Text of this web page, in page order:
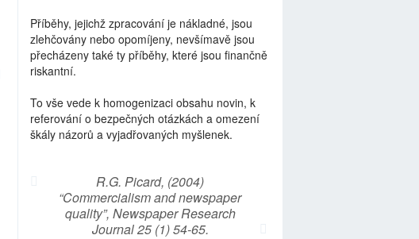
Příběhy, jejichž zpracování je nákladné, jsou
zlehčovány nebo opomíjeny, nevšímavě jsou
přecházeny také ty příběhy, které jsou finančně
riskantní.
To vše vede k homogenizaci obsahu novin, k
referování o bezpečných otázkách a omezení
škály názorů a vyjadřovaných myšlenek.
R.G. Picard, (2004)
“Commercialism and newspaper
quality”, Newspaper Research
Journal 25 (1) 54-65.